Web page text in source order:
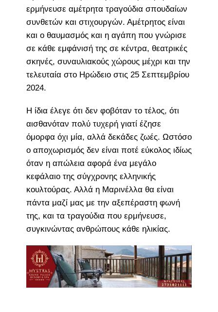
ερμήνευσε αμέτρητα τραγούδια σπουδαίων
συνθετών και στιχουργών. Αμέτρητος είναι
και ο θαυμασμός και η αγάπη που γνώρισε
σε κάθε εμφάνισή της σε κέντρα, θεατρικές
σκηνές, συναυλιακούς χώρους μέχρι και την
τελευταία στο Ηρώδειο στις 25 Σεπτεμβρίου
2024.
Η ίδια έλεγε ότι δεν φοβόταν το τέλος, ότι
αισθανόταν πολύ τυχερή γιατί έζησε
όμορφα όχι μία, αλλά δεκάδες ζωές. Ωστόσο
ο αποχωρισμός δεν είναι ποτέ εύκολος ιδίως
όταν η απώλεια αφορά ένα μεγάλο
κεφάλαιο της σύγχρονης ελληνικής
κουλτούρας. Αλλά η Μαρινέλλα θα είναι
πάντα μαζί μας με την αξεπέραστη φωνή
της, και τα τραγούδια που ερμήνευσε,
συγκινώντας ανθρώπους κάθε ηλικίας.